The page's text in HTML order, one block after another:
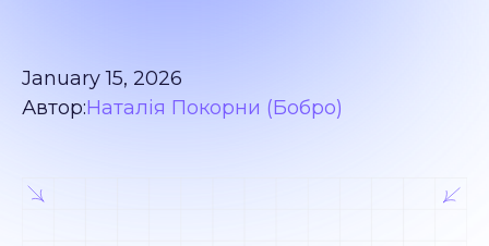
January 15, 2026
Автор:Наталія Покорни (Бобро)